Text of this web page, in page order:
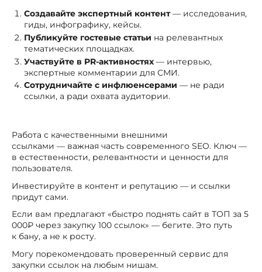
Создавайте экспертный контент— исследования,
гиды, инфографику, кейсы.
Публикуйте гостевые статьи на релевантных
тематических площадках.
Участвуйте в PR-активностях — интервью,
экспертные комментарии для СМИ.
Сотрудничайте с инфлюенсерами — не ради
ссылки, а ради охвата аудитории.
Работа с качественными внешними
ссылками — важная часть современного SEO. Ключ —
в естественности, релевантности и ценности для
пользователя.
Инвестируйте в контент и репутацию — и ссылки
придут сами.
Если вам предлагают «быстро поднять сайт в ТОП за 5
000₽ через закупку 100 ссылок» — бегите. Это путь
к бану, а не к росту.
Могу порекомендовать проверенный сервис для
закупки ссылок на любым нишам.